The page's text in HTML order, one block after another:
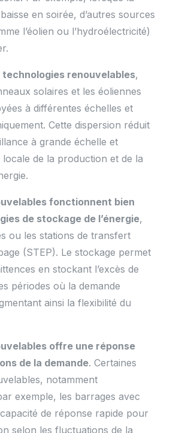
en soirée, d’autres sources
l’éolien ou l’hydroélectricité)
technologies renouvelables,
solaires et les éoliennes
à différentes échelles et
Cette dispersion réduit
à grande échelle et
de la production et de la
fonctionnent bien
de stockage de l’énergie,
ou les stations de transfert
(STEP). Le stockage permet
en stockant l’excès de
périodes où la demande
ainsi la flexibilité du
offre une réponse
de la demande. Certaines
notamment
exemple, les barrages avec
de réponse rapide pour
selon les fluctuations de la